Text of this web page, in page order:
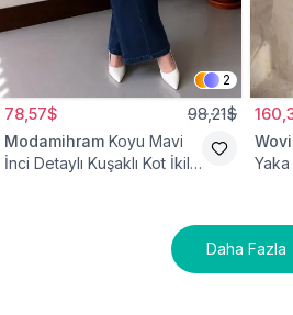
2
78,57$ 98,21$
Modamihram Koyu Mavi
İnci Detaylı Kuşaklı Kot İkili
Wovi
Yaka
Daha Fazla